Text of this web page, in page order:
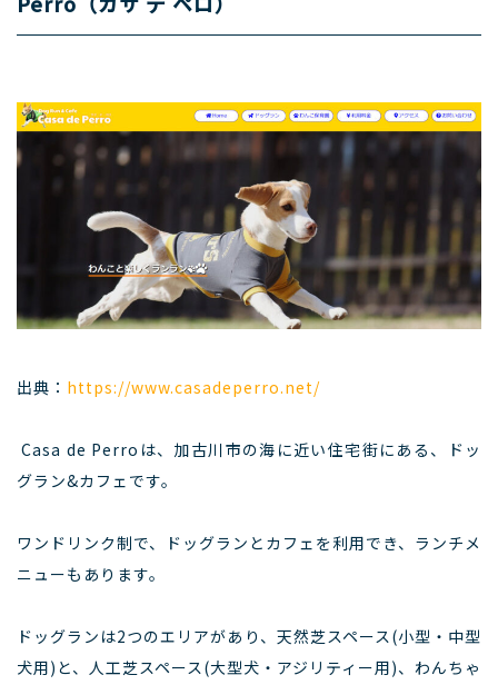
出典： https://www.casadeperro.net/
Casa de Perroは、加古川市の海に近い住宅街にある、ドッ
グラン&カフェです。
ワンドリンク制で、ドッグランとカフェを利用でき、ランチメ
ニューもあります。
ドッグランは2つのエリアがあり、天然芝スペース(⼩型・中型
⽝⽤)と、⼈⼯芝スペース(⼤型⽝・アジリティー⽤)、わんちゃ